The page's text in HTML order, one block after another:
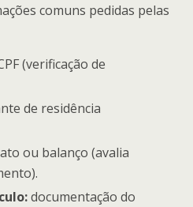
comuns pedidas pelas
(verificação de
de residência
ou balanço (avalia
documentação do